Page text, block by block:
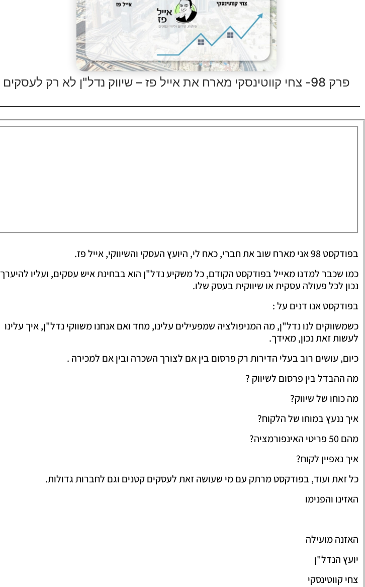
פרק 98- צחי קווטינסקי מארח את אייל פז – שיווק נדל"ן לא רק לעסקים
בפודקסט 98 אני מארח שוב את חברי, כאח לי, היועץ העסקי והשיווקי, אייל פז.
כמו שכבר למדנו מאייל בפודקסט הקודם, כל משקיע נדל"ן הוא בבחינת איש עסקים, ועליו להיערך
נכון לכל פעולה עסקית או שיווקית בעסק שלו.
בפודקסט אנו דנים על :
כשמשווקים לנו נדל"ן, מה המניפולציה שמפעילים עלינו, מחד ואם אנחנו משווקי נדל"ן, איך עלינו
לעשות זאת נכון, מאידך.
כיום, עושים רוב בעלי הדירות רק פרסום בין אם לצורך השכרה ובין אם למכירה .
מה ההבדל בין פרסום לשיווק ?
מה כוחו של שיווק?
איך ננעץ במוחו של הלקוח?
מהם 50 פריטי האינפורמציה?
איך נאפיין לקוח?
כל זאת ועוד, בפודקסט מרתק עם מי שעושה זאת לעסקים קטנים וגם לחברות גדולות.
האזינו והפנימו
האזנה מועילה
יועץ הנדל"ן
צחי קווטינסקי